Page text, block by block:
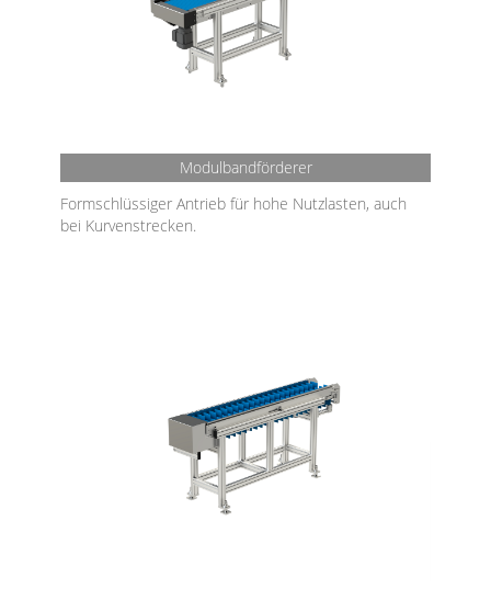
Modulbandförderer
Formschlüssiger Antrieb für hohe Nutzlasten, auch
bei Kurvenstrecken.